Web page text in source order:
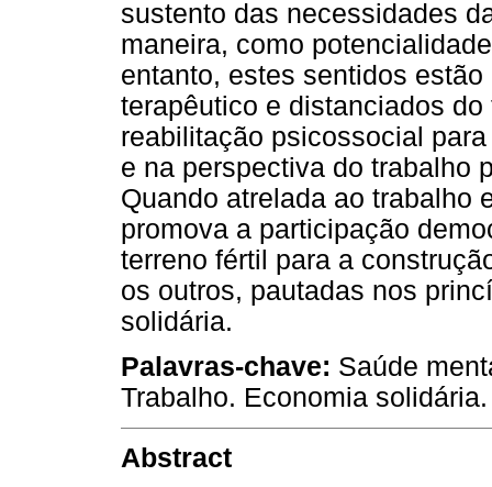
sustento das necessidades
maneira, como
entanto, estes sentidos
terapêutico e distanciados
reabilitação psicossocial
e na perspectiva do trabalho
Quando atrelada ao trabalho
promova a participação
terreno fértil para a
os outros, pautadas nos
solidária.
Palavras-chave: Saúde
Trabalho. Economia solidária.
Abstract